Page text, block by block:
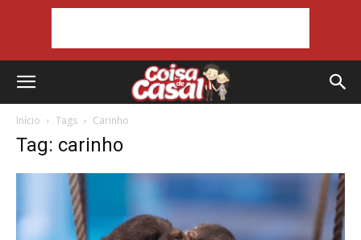
Início Tags Carinho
Tag: carinho